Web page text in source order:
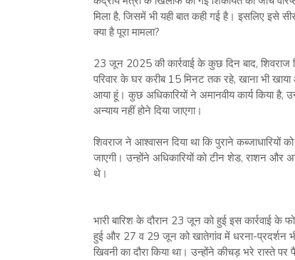
मिला है, जिसमें भी यही बात कही गई है। इसलिए इसे
क्या है पूरा मामला?
23 जून 2025 की कार्रवाई के कुछ दिन बाद, शिवराज
परिवार के घर करीब 15 मिनट तक रहे, खाना भी खाया
आया हूं। कुछ अधिकारियों ने अमानवीय कार्य किया है,
अन्याय नहीं होने दिया जाएगा।
शिवराज ने आश्वासन दिया था कि पुराने कब्जाधारियों
जाएगी। उन्होंने अधिकारियों को टीन शेड, राशन और
थे।
भारी बारिश के दौरान 23 जून को हुई इस कार्रवाई के
हुई और 27 व 29 जून को खातेगांव में धरना-प्रदर्शन
खिवनी का दौरा किया था। उन्होंने कीचड़ भरे रास्ते पर